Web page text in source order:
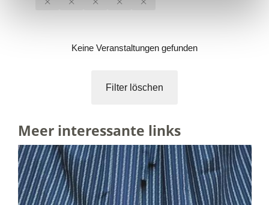
Keine Veranstaltungen gefunden
Filter löschen
Meer interessante links